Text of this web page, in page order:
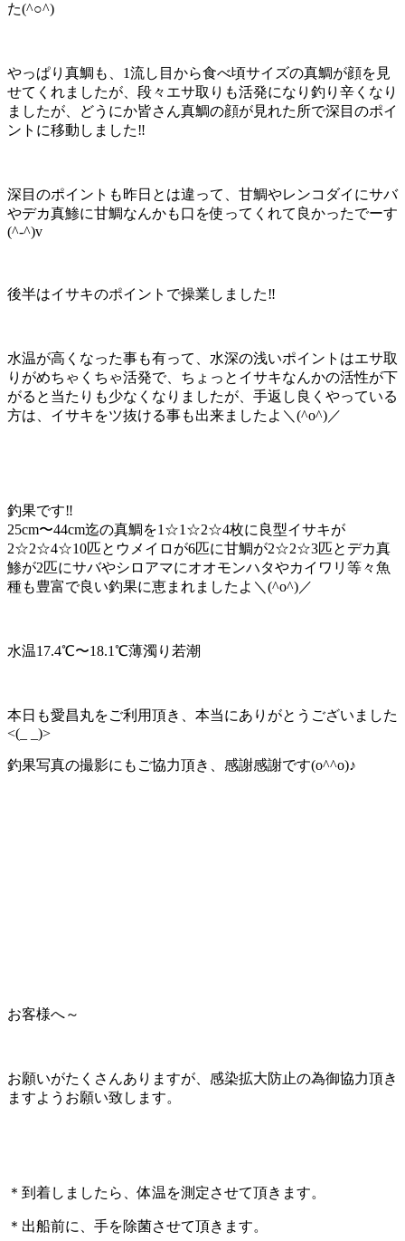
た(^○^)
やっぱり真鯛も、1流し目から食べ頃サイズの真鯛が顔を見
せてくれましたが、段々エサ取りも活発になり釣り辛くなり
ましたが、どうにか皆さん真鯛の顔が見れた所で深目のポイ
ントに移動しました‼️
深目のポイントも昨日とは違って、甘鯛やレンコダイにサバ
やデカ真鯵に甘鯛なんかも口を使ってくれて良かったでーす
(^-^)v
後半はイサキのポイントで操業しました‼️
水温が高くなった事も有って、水深の浅いポイントはエサ取
りがめちゃくちゃ活発で、ちょっとイサキなんかの活性が下
がると当たりも少なくなりましたが、手返し良くやっている
方は、イサキをツ抜ける事も出来ましたよ＼(^o^)／
釣果です‼️
25cm〜44cm迄の真鯛を1☆1☆2☆4枚に良型イサキが
2☆2☆4☆10匹とウメイロが6匹に甘鯛が2☆2☆3匹とデカ真
鯵が2匹にサバやシロアマにオオモンハタやカイワリ等々魚
種も豊富で良い釣果に恵まれましたよ＼(^o^)／
水温17.4℃〜18.1℃薄濁り若潮
本日も愛昌丸をご利用頂き、本当にありがとうございました
<(_ _)>
釣果写真の撮影にもご協力頂き、感謝感謝です(o^^o)♪
お客様へ～
お願いがたくさんありますが、感染拡大防止の為御協力頂き
ますようお願い致します。
＊到着しましたら、体温を測定させて頂きます。
＊出船前に、手を除菌させて頂きます。